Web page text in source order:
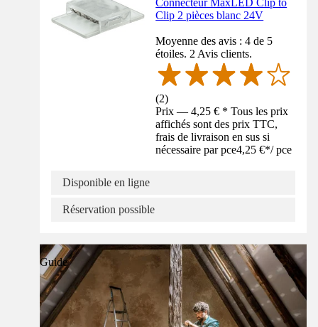
Clip 2 pièces blanc 24V
Moyenne des avis : 4 de 5
étoiles. 2 Avis clients.
(2)
Prix — 4,25 € * Tous les prix
affichés sont des prix TTC,
frais de livraison en sus si
nécessaire par pce4,25 €*/ pce
Disponible en ligne
Réservation possible
Guide